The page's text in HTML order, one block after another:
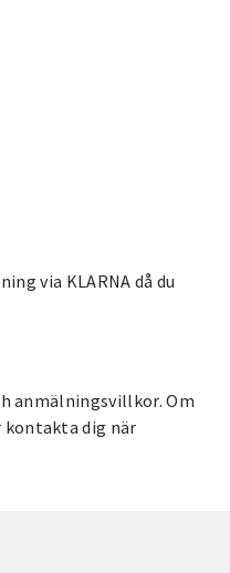
via KLARNA då du
anmälningsvillkor. Om
kontakta dig när